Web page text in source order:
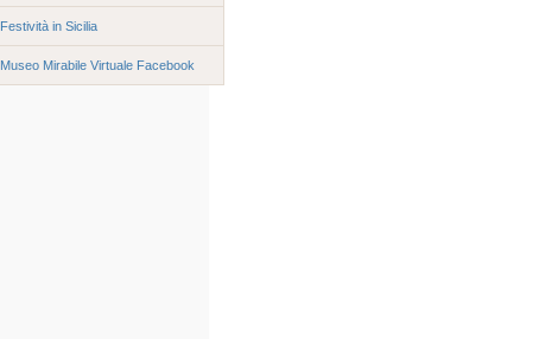
Festività in Sicilia
Museo Mirabile Virtuale Facebook